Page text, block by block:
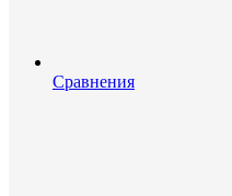
Сравнения